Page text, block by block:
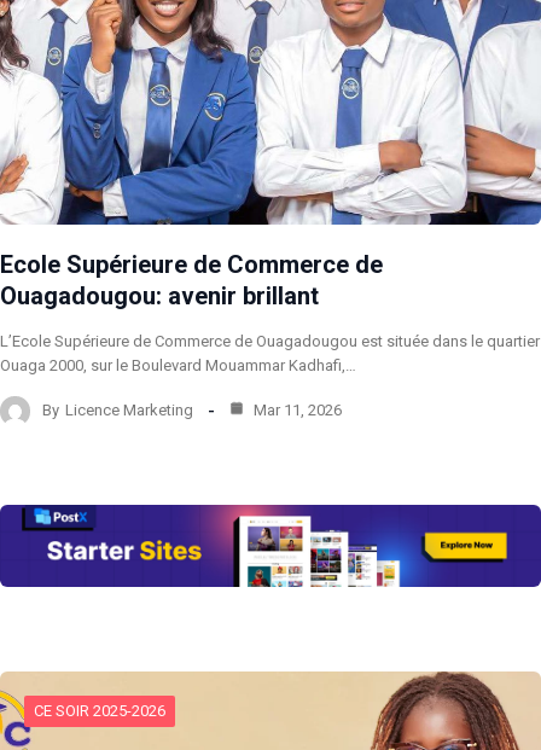
Ecole Supérieure de Commerce de
Ouagadougou: avenir brillant
L’Ecole Supérieure de Commerce de Ouagadougou est située dans le quartier
Ouaga 2000, sur le Boulevard Mouammar Kadhafi,…
By Licence Marketing Mar 11, 2026
CE SOIR 2025-2026